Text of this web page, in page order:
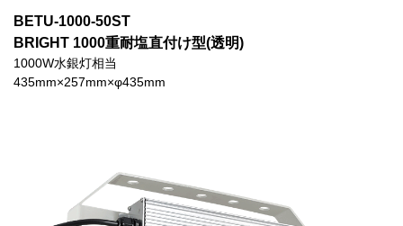
BETU-1000-50ST
BRIGHT 1000重耐塩直付け型(透明)
1000W水銀灯相当
435mm×257mm×φ435mm